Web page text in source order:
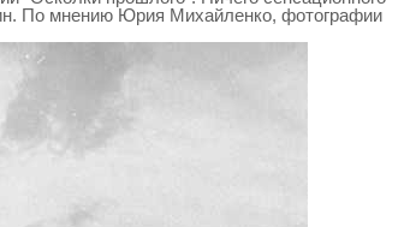
По мнению Юрия Михайленко, фотографии